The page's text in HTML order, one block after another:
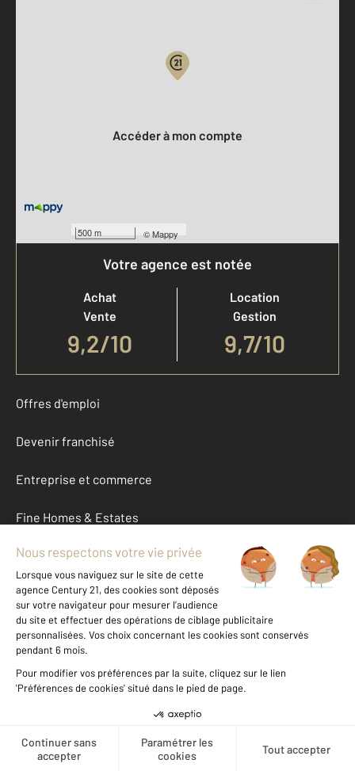
Créer une alerte
500 m ©Mappy
Accéder à mon compte
Votre agence est notée
Achat
Vente
9,2/10
Location
Gestion
9,7/10
Offres d'emploi
Devenir franchisé
Entreprise et commerce
Fine Homes & Estates
À propos
International
Nous contacter
Données personnelles
Gestionnaire des cookies